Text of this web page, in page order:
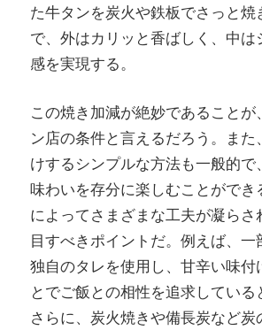
た牛タンを炭火や鉄板でさっと焼
で、外はカリッと香ばしく、中は
感を実現する。
この焼き加減が絶妙であることが
ン店の条件と言えるだろう。ま
けするシンプルな方法も一般的
味わいを存分に楽しむことがで
によってさまざまな工夫が凝ら
目すべきポイントだ。例えば、
独自のタレを使用し、甘辛い味付
とでご飯との相性を追求している
さらに、炭火焼きや備長炭など